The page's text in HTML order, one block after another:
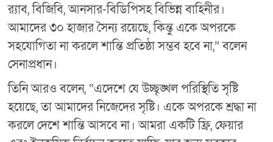
র‍্যাব, বিজিবি, আনসার-বিডিপিসহ বিভিন্ন বাহিনীর।
আমাদের ৩০ হাজার সৈন্য রয়েছে, কিন্তু একে অপরকে
সহযোগিতা না করলে শান্তি প্রতিষ্ঠা সম্ভব হবে না,” বলেন
সেনাপ্রধান।
তিনি আরও বলেন, “এদেশে যে উচ্ছৃঙ্খল পরিস্থিতি সৃষ্টি
হয়েছে, তা আমাদের নিজেদের সৃষ্টি। একে অপরকে শ্রদ্ধা না
করলে দেশে শান্তি আসবে না। আমরা একটি ফ্রি, ফেয়ার